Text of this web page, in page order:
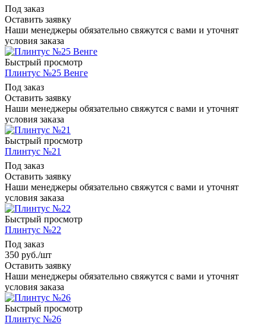
Под заказ
Оставить заявку
Наши менеджеры обязательно свяжутся с вами и уточнят
условия заказа
Быстрый просмотр
Плинтус №25 Венге
Под заказ
Оставить заявку
Наши менеджеры обязательно свяжутся с вами и уточнят
условия заказа
Быстрый просмотр
Плинтус №21
Под заказ
Оставить заявку
Наши менеджеры обязательно свяжутся с вами и уточнят
условия заказа
Быстрый просмотр
Плинтус №22
Под заказ
350 руб./шт
Оставить заявку
Наши менеджеры обязательно свяжутся с вами и уточнят
условия заказа
Быстрый просмотр
Плинтус №26